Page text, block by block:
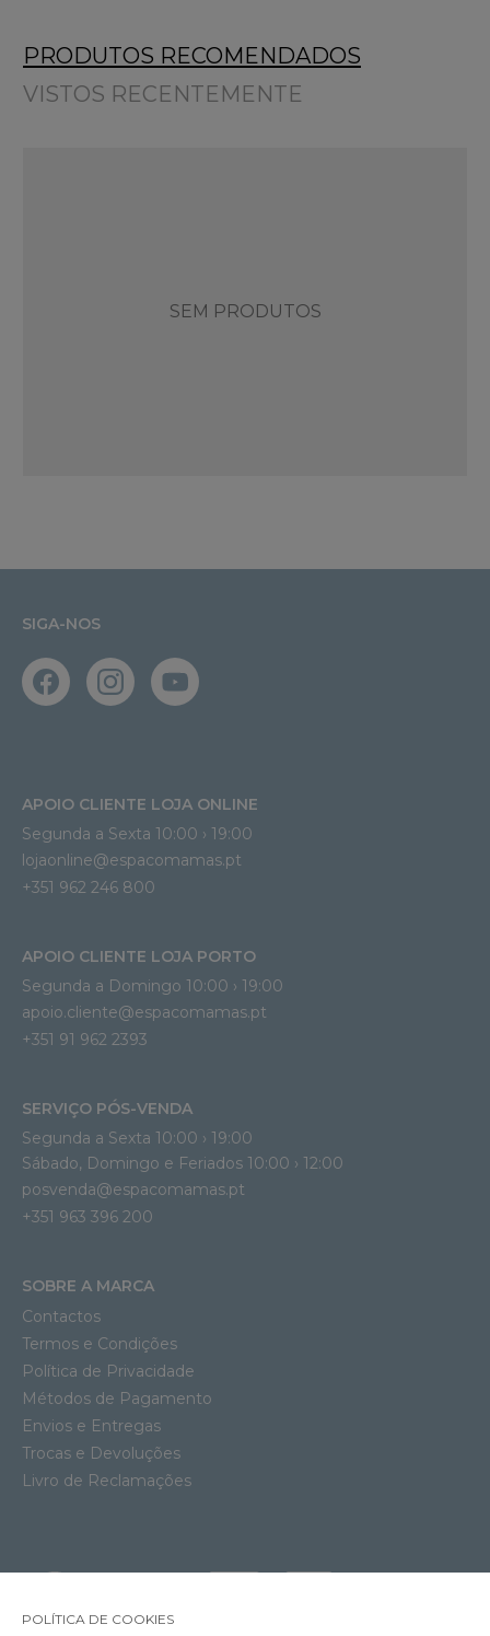
PRODUTOS RECOMENDADOS
VISTOS RECENTEMENTE
SEM PRODUTOS
SIGA-NOS
APOIO CLIENTE LOJA ONLINE
Segunda a Sexta 10:00 › 19:00
lojaonline@espacomamas.pt
+351 962 246 800
APOIO CLIENTE LOJA PORTO
Segunda a Domingo 10:00 › 19:00
apoio.cliente@espacomamas.pt
+351 91 962 2393
SERVIÇO PÓS-VENDA
Segunda a Sexta 10:00 › 19:00
Sábado, Domingo e Feriados 10:00 › 12:00
posvenda@espacomamas.pt
+351 963 396 200
SOBRE A MARCA
Contactos
Termos e Condições
Política de Privacidade
Métodos de Pagamento
Envios e Entregas
Trocas e Devoluções
Livro de Reclamações
POLÍTICA DE COOKIES